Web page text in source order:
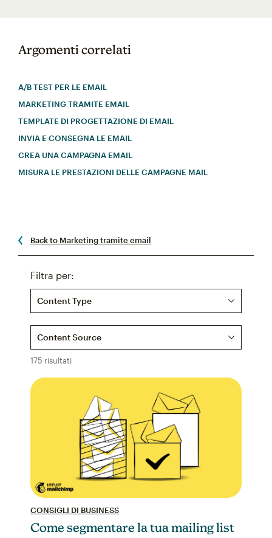
Argomenti correlati
A/B TEST PER LE EMAIL
MARKETING TRAMITE EMAIL
TEMPLATE DI PROGETTAZIONE DI EMAIL
INVIA E CONSEGNA LE EMAIL
CREA UNA CAMPAGNA EMAIL
MISURA LE PRESTAZIONI DELLE CAMPAGNE MAIL
Back to Marketing tramite email
Filtra per:
Content Type
Content Source
175 risultati
CONSIGLI DI BUSINESS
Come segmentare la tua mailing list